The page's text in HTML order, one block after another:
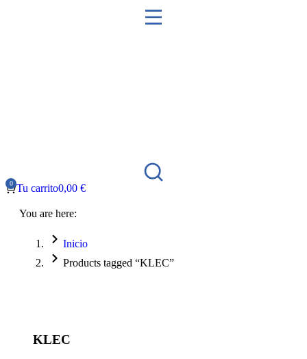
Tu carrito0,00 €
You are here:
Inicio
Products tagged “KLEC”
KLEC